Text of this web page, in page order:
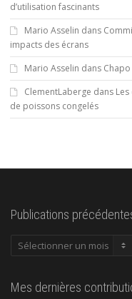
d’utilisation fascinants
Mario Asselin dans
impacts des écrans
Mario Asselin dans Chapo
ClementLaberge dans
de poissons congelés
Publications
Publications
Mes dernières